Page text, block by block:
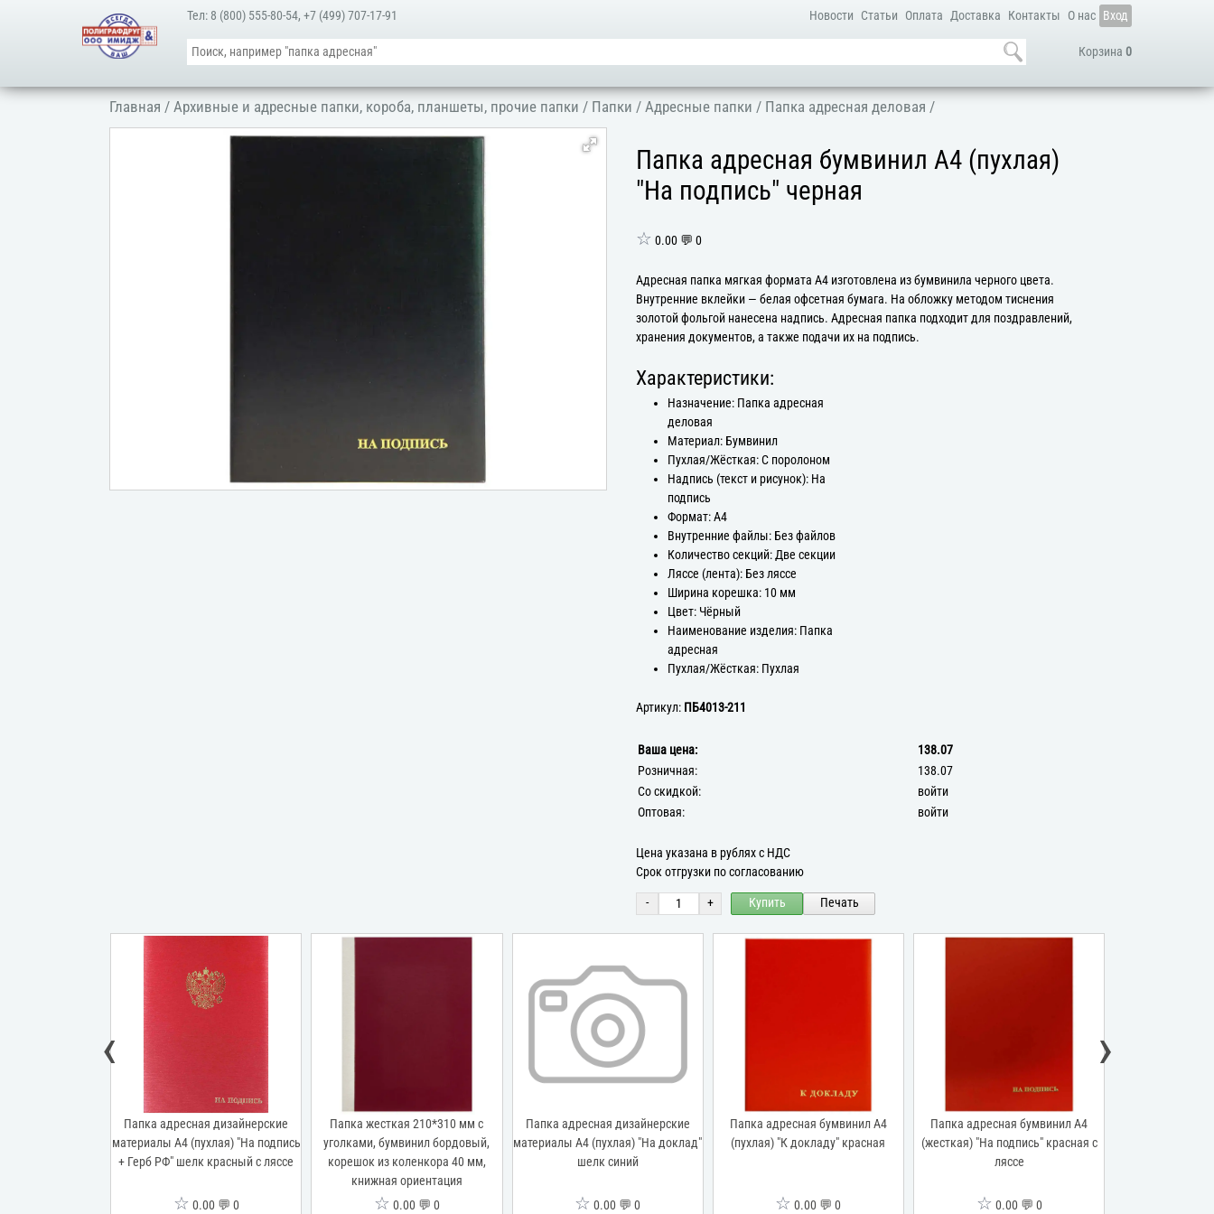
Новости Статьи Оплата Доставка Контакты О нас Вход
Корзина 0
Тел: 8 (800) 555-80-54,+7 (499) 707-17-91
Главная /Архивные и адресные папки, короба, планшеты, прочие папки / Папки /Адресные папки / Папка адресная деловая /
Папка адресная бумвинил А4 (пухлая)
"На подпись" черная
☆ 0.00 💬 0
Адресная папка мягкая формата А4 изготовлена из бумвинила черного цвета.
Внутренние вклейки — белая офсетная бумага. На обложку методом тиснения
золотой фольгой нанесена надпись. Адресная папка подходит для поздравлений,
хранения документов, а также подачи их на подпись.
Характеристики:
Назначение: Папка адресная
деловая
Материал: Бумвинил
Пухлая/Жёсткая: С поролоном
Надпись (текст и рисунок): На
подпись
Формат: А4
Внутренние файлы: Без файлов
Количество секций: Две секции
Ляссе (лента): Без ляссе
Ширина корешка: 10 мм
Цвет: Чёрный
Наименование изделия: Папка
адресная
Пухлая/Жёсткая: Пухлая
Артикул: ПБ4013-211
Ваша цена:
138.07
Розничная:
138.07
Со скидкой:
войти
Оптовая:
войти
Цена указана в рублях с НДС
Срок отгрузки по согласованию
- + Купить Печать
Папка адресная дизайнерские
материалы А4 (пухлая) "На подпись
+ Герб РФ" шелк красный с ляссе
☆ 0.00 💬 0
Папка жесткая 210*310 мм с
уголками, бумвинил бордовый,
корешок из коленкора 40 мм,
книжная ориентация
☆ 0.00 💬 0
Папка адресная дизайнерские
материалы А4 (пухлая) "На доклад"
шелк синий
☆ 0.00 💬 0
Папка адресная бумвинил А4
(пухлая) "К докладу" красная
☆ 0.00 💬 0
Папка адресная бумвинил А4
(жесткая) "На подпись" красная с
ляссе
☆ 0.00 💬 0
‹ ›